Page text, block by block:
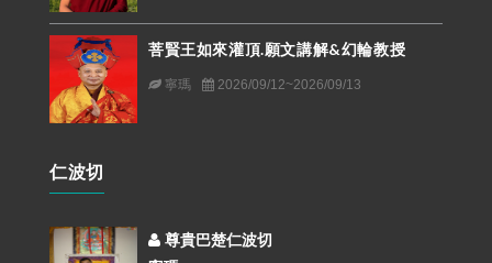
菩賢王如來灌頂.願文講解&幻輪教授
寧瑪 2026/09/12~2026/09/13
仁波切
尊貴巴楚仁波切